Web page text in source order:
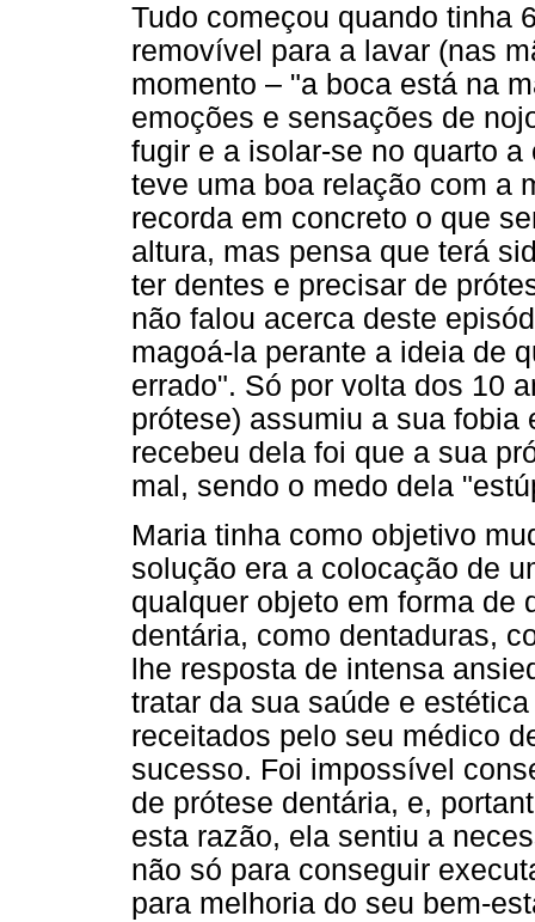
Tudo começou quando tinha
removível para a lavar (nas
momento – "a boca está na
emoções e sensações de
fugir e a isolar-se no quarto
teve uma boa relação com a
recorda em concreto o que
altura, mas pensa que terá
ter dentes e precisar de
não falou acerca deste
magoá-la perante a ideia de
errado". Só por volta dos 10
prótese) assumiu a sua fobia
recebeu dela foi que a sua
mal, sendo o medo dela
Maria tinha como objetivo
solução era a colocação de
qualquer objeto em forma de
dentária, como dentaduras,
lhe resposta de intensa
tratar da sua saúde e
receitados pelo seu médico
sucesso. Foi impossível
de prótese dentária, e,
esta razão, ela sentiu a
não só para conseguir
para melhoria do seu bem-